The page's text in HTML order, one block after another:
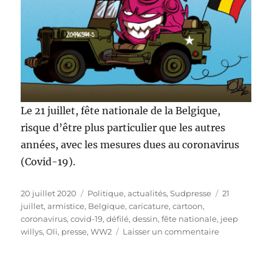
Le 21 juillet, fête nationale de la Belgique,
risque d’être plus particulier que les autres
années, avec les mesures dues au coronavirus
(Covid-19).
Publié
le
20 juillet 2020 Catégories
Politique, actualités,Sudpresse Étiquettes
21
juillet,armistice, Belgique,caricature,cartoon,
coronavirus,covid-19,défilé,dessin,fête nationale, jeep
willys,Oli, presse,WW2 Laisser un commentairesur